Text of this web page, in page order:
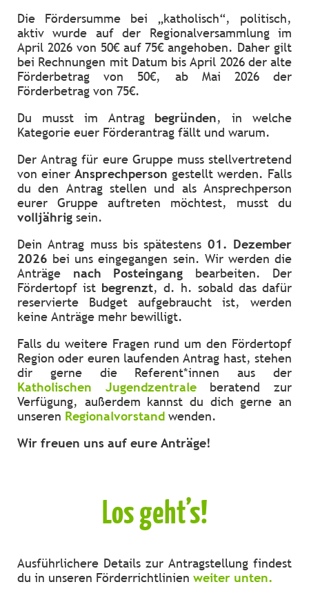
Die Fördersumme bei „katholisch“, politisch,
aktiv wurde auf der Regionalversammlung im
April 2026 von 50€ auf 75€ angehoben. Daher gilt
bei Rechnungen mit Datum bis April 2026 der alte
Förderbetrag von 50€, ab Mai 2026 der
Förderbetrag von 75€.
Du musst im Antrag begründen, in welche
Kategorie euer Förderantrag fällt und warum.
Der Antrag für eure Gruppe muss stellvertretend
von einer Ansprechperson gestellt werden. Falls
du den Antrag stellen und als Ansprechperson
eurer Gruppe auftreten möchtest, musst du
volljährig sein.
Dein Antrag muss bis spätestens 01. Dezember
2026 bei uns eingegangen sein. Wir werden die
Anträge nach Posteingang bearbeiten. Der
Fördertopf ist begrenzt, d. h. sobald das dafür
reservierte Budget aufgebraucht ist, werden
keine Anträge mehr bewilligt.
Falls du weitere Fragen rund um den Fördertopf
Region oder euren laufenden Antrag hast, stehen
dir gerne die Referent*innen aus der
Katholischen Jugendzentraleberatend zur
Verfügung, außerdem kannst du dich gerne an
unseren Regionalvorstand wenden.
Wir freuen uns auf eure Anträge!
Los geht’s!
Ausführlichere Details zur Antragstellung findest
du in unseren Förderrichtlinien weiter unten.